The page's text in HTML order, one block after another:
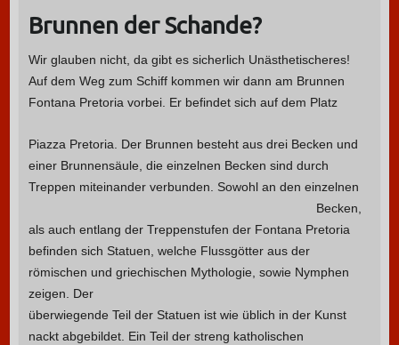
Brunnen der Schande?
Wir glauben nicht, da gibt es sicherlich Unästhetischeres!
Auf dem Weg zum Schiff kommen wir dann am Brunnen
Fontana Pretoria vorbei. Er befindet sich auf dem Platz
Piazza Pretoria. Der Brunnen besteht aus drei Becken und
einer Brunnensäule, die einzelnen Becken sind durch
Treppen miteinander verbunden. Sowohl an den einzelnen
Becken,
als auch entlang der Treppenstufen der Fontana Pretoria
befinden sich Statuen, welche Flussgötter aus der
römischen und griechischen Mythologie, sowie Nymphen
zeigen. Der
überwiegende Teil der Statuen ist wie üblich in der Kunst
nackt abgebildet. Ein Teil der streng katholischen